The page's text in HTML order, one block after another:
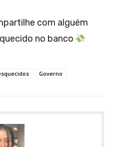
com alguém
no banco
Governo